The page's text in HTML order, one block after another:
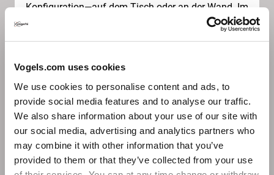
Vogels.com uses cookies
We use cookies to personalise content and ads, to
provide social media features and to analyse our traffic.
We also share information about your use of our site with
our social media, advertising and analytics partners who
may combine it with other information that you’ve
provided to them or that they’ve collected from your use
Konfiguration—auf dem Tisch oder an der Wand. Im
Handumdrehen schaffen Sie einen ergonomischen
Umgebung und besteht aus hochwertigen,
langlebigen Materialien. Ob sich MOMO in das
Interieur einfügt oder hervorsticht: Es ist ein
durchdachtes System, das lange hält und sich
einfach installieren und erweitern lässt.
Konfigurieren. Klicken. Drehen. Und das Ergebnis
bewundern.